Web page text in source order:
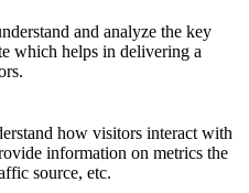
and analyze the key
which helps in delivering a
how visitors interact with
information on metrics the
source, etc.